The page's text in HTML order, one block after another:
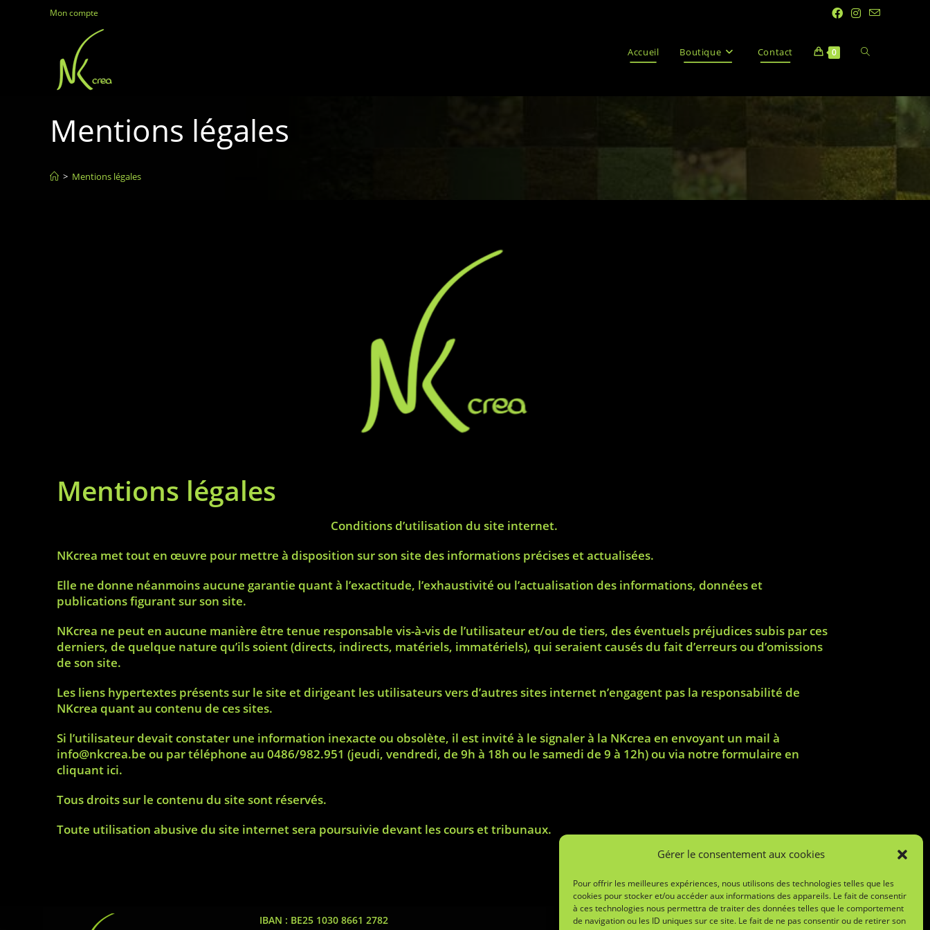
Gérer le consentement aux cookies
Pour offrir les meilleures expériences, nous utilisons des technologies telles que les
cookies pour stocker et/ou accéder aux informations des appareils. Le fait de consentir
à ces technologies nous permettra de traiter des données telles que le comportement
de navigation ou les ID uniques sur ce site. Le fait de ne pas consentir ou de retirer son
Mon compte
Accueil Boutique Contact 0
Mentions légales
> Mentions légales
Mentions légales
Conditions d’utilisation du site internet.
NKcrea met tout en œuvre pour mettre à disposition sur son site des informations précises et actualisées.
Elle ne donne néanmoins aucune garantie quant à l’exactitude, l’exhaustivité ou l’actualisation des informations, données et
publications figurant sur son site.
NKcrea ne peut en aucune manière être tenue responsable vis-à-vis de l’utilisateur et/ou de tiers, des éventuels préjudices subis par ces
derniers, de quelque nature qu’ils soient (directs, indirects, matériels, immatériels), qui seraient causés du fait d’erreurs ou d’omissions
de son site.
Les liens hypertextes présents sur le site et dirigeant les utilisateurs vers d’autres sites internet n’engagent pas la responsabilité de
NKcrea quant au contenu de ces sites.
Si l’utilisateur devait constater une information inexacte ou obsolète, il est invité à le signaler à la NKcrea en envoyant un mail à
info@nkcrea.be ou par téléphone au 0486/982.951 (jeudi, vendredi, de 9h à 18h ou le samedi de 9 à 12h) ou via notre formulaire en
cliquant ici.
Tous droits sur le contenu du site sont réservés.
Toute utilisation abusive du site internet sera poursuivie devant les cours et tribunaux.
IBAN : BE25 1030 8661 2782
Mentions légales